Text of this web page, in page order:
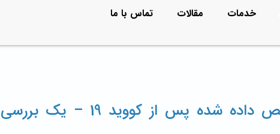
خدمات مقالات تماس با ما
خطر ابتلا به دیابت تازه تشخیص داده شده پس از كوويد 19 – یک بررسی